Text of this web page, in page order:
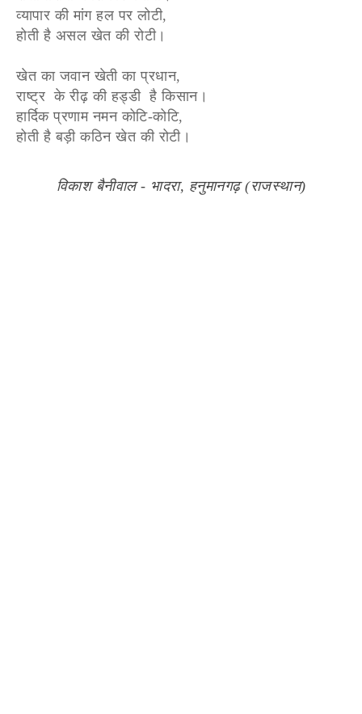
व्यापार की मांग हल पर लोटी,
होती है असल खेत की रोटी।
खेत का जवान खेती का प्रधान,
राष्ट्र के रीढ़ की हड्डी है किसान।
हार्दिक प्रणाम नमन कोटि-कोटि,
होती है बड़ी कठिन खेत की रोटी।
विकाश बैनीवाल - भादरा, हनुमानगढ़ (राजस्थान)